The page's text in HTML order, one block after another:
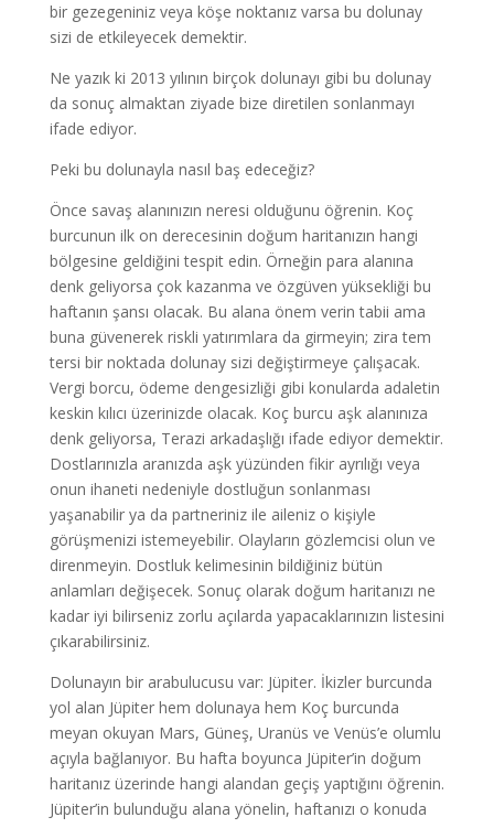
bir gezegeniniz veya köşe noktanız varsa bu dolunay
sizi de etkileyecek demektir.
Ne yazık ki 2013 yılının birçok dolunayı gibi bu dolunay
da sonuç almaktan ziyade bize diretilen sonlanmayı
ifade ediyor.
Peki bu dolunayla nasıl baş edeceğiz?
Önce savaş alanınızın neresi olduğunu öğrenin. Koç
burcunun ilk on derecesinin doğum haritanızın hangi
bölgesine geldiğini tespit edin. Örneğin para alanına
denk geliyorsa çok kazanma ve özgüven yüksekliği bu
haftanın şansı olacak. Bu alana önem verin tabii ama
buna güvenerek riskli yatırımlara da girmeyin; zira tem
tersi bir noktada dolunay sizi değiştirmeye çalışacak.
Vergi borcu, ödeme dengesizliği gibi konularda adaletin
keskin kılıcı üzerinizde olacak. Koç burcu aşk alanınıza
denk geliyorsa, Terazi arkadaşlığı ifade ediyor demektir.
Dostlarınızla aranızda aşk yüzünden fikir ayrılığı veya
onun ihaneti nedeniyle dostluğun sonlanması
yaşanabilir ya da partneriniz ile aileniz o kişiyle
görüşmenizi istemeyebilir. Olayların gözlemcisi olun ve
direnmeyin. Dostluk kelimesinin bildiğiniz bütün
anlamları değişecek. Sonuç olarak doğum haritanızı ne
kadar iyi bilirseniz zorlu açılarda yapacaklarınızın listesini
çıkarabilirsiniz.
Dolunayın bir arabulucusu var: Jüpiter. İkizler burcunda
yol alan Jüpiter hem dolunaya hem Koç burcunda
meyan okuyan Mars, Güneş, Uranüs ve Venüs’e olumlu
açıyla bağlanıyor. Bu hafta boyunca Jüpiter’in doğum
haritanız üzerinde hangi alandan geçiş yaptığını öğrenin.
Jüpiter’in bulunduğu alana yönelin, haftanızı o konuda